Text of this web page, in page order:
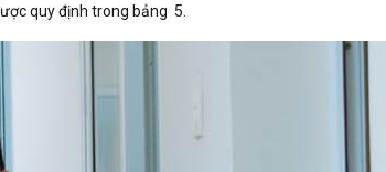
quy định trong bảng 5.